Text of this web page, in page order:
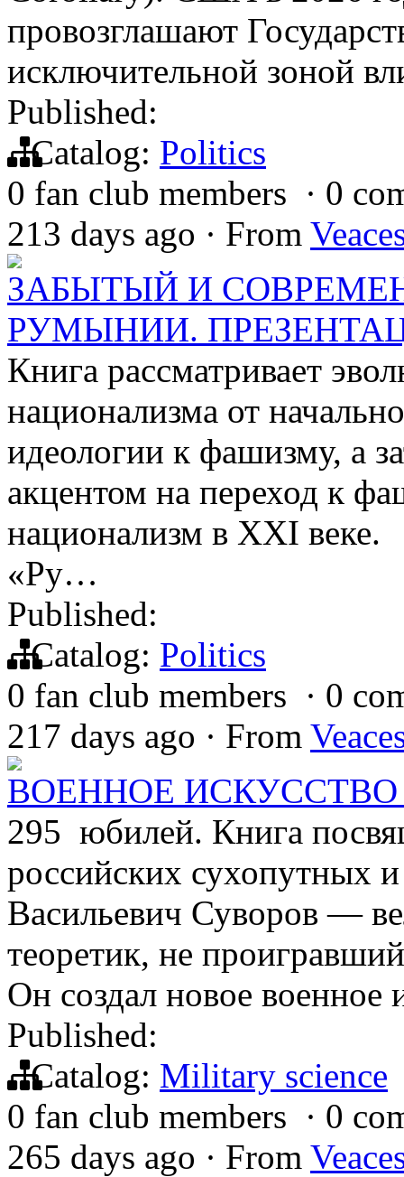
провозглашают
исключительной зоной
Published:
Catalog: Politics
0 fan club members · 0
213 days ago · From
ЗАБЫТЫЙ И
РУМЫНИИ.
Книга рассматривает
национализма от
идеологии к фашизму, а
акцентом на переход к
национализм в XXI веке.
«Ру…
Published:
Catalog: Politics
0 fan club members · 0
217 days ago · From
ВОЕННОЕ
295 юбилей. Книга
российских сухопутных
Васильевич Суворов —
теоретик, не
Он создал новое
Published:
Catalog: Military science
0 fan club members · 0
265 days ago · From